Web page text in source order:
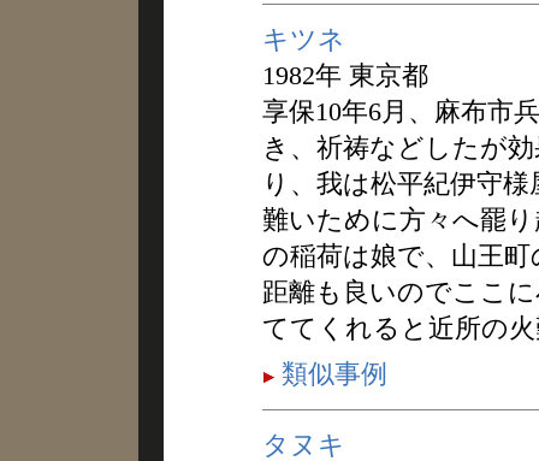
キツネ
1982年 東京都
享保10年6月、麻布市
き、祈祷などしたが
り、我は松平紀伊守
難いために方々へ罷
の稲荷は娘で、山王
距離も良いのでここ
ててくれると近所の
類似事例
タヌキ